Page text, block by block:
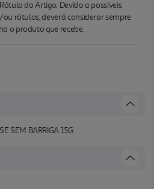
do Artigo. Devido a possíveis
rótulos, deverá considerar sempre
o produto que recebe.
SEM BARRIGA 15G